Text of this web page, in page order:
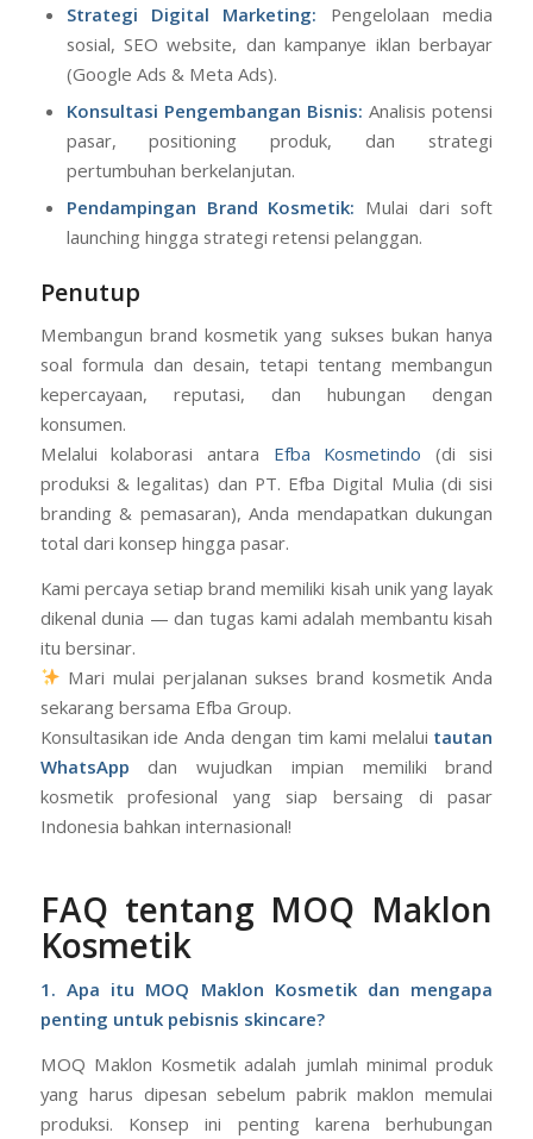
Strategi Digital Marketing: Pengelolaan media
sosial, SEO website, dan kampanye iklan berbayar
(Google Ads & Meta Ads).
Konsultasi Pengembangan Bisnis: Analisis potensi
pasar, positioning produk, dan strategi
pertumbuhan berkelanjutan.
Pendampingan Brand Kosmetik: Mulai dari soft
launching hingga strategi retensi pelanggan.
Penutup
Membangun brand kosmetik yang sukses bukan hanya
soal formula dan desain, tetapi tentang membangun
kepercayaan, reputasi, dan hubungan dengan
konsumen.
Melalui kolaborasi antara Efba Kosmetindo (di sisi
produksi & legalitas) dan PT. Efba Digital Mulia (di sisi
branding & pemasaran), Anda mendapatkan dukungan
total dari konsep hingga pasar.
Kami percaya setiap brand memiliki kisah unik yang layak
dikenal dunia — dan tugas kami adalah membantu kisah
itu bersinar.
Mari mulai perjalanan sukses brand kosmetik Anda
sekarang bersama Efba Group.
Konsultasikan ide Anda dengan tim kami melalui tautan
WhatsApp dan wujudkan impian memiliki brand
kosmetik profesional yang siap bersaing di pasar
Indonesia bahkan internasional!
FAQ tentang MOQ Maklon
Kosmetik
1. Apa itu MOQ Maklon Kosmetik dan mengapa
penting untuk pebisnis skincare?
MOQ Maklon Kosmetik adalah jumlah minimal produk
yang harus dipesan sebelum pabrik maklon memulai
produksi. Konsep ini penting karena berhubungan